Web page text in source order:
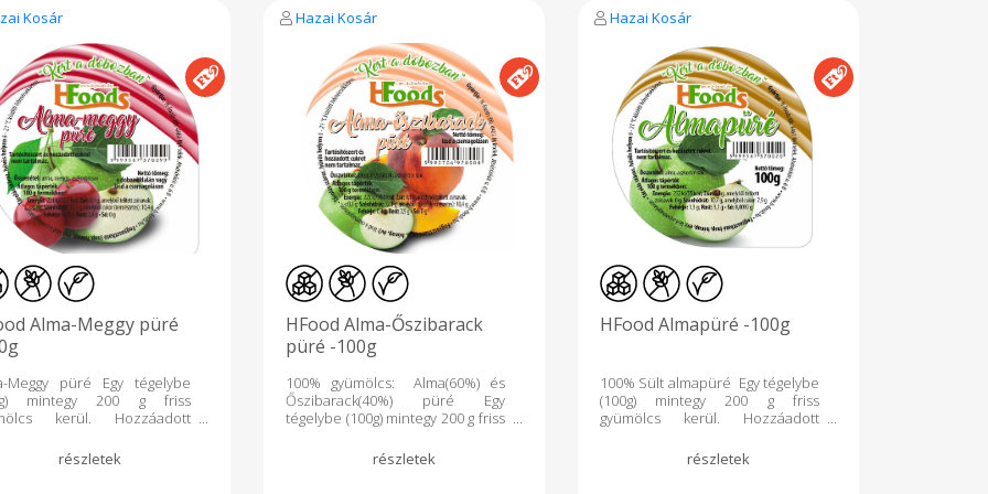
használunk és tárolunk
semmilyen allergén élelmiszert.
Gyártó: H-Foods Kft Nyíregyháza
használunk és tárolunk
semmilyen allergén élelmiszert.
Átlagos tápérték 100g termékben:
Energia: 222 KJ / 53 kcal Zsír 0,1g-
melyből telített zsírsavak
Kosár
Alma-Meggy püré
Meggy püré Egy tégelybe
mintegy 200 g friss
kerül. Hozzáadott
pektint nem
Hazai Kosár
HFood Alma-Őszibarack
püré -100g
100% gyümölcs: Alma(60%) és
Őszibarack(40%) püré Egy
tégelybe (100g) mintegy 200 g friss
cukrot, ként, citromsavat,
Hazai Kosár
HFood Almapüré -100g
100% Sült almapüré Egy tégelybe
(100g) mintegy 200 g friss
gyümölcs kerül. Hozzáadott
tartósítószert, pektint nem